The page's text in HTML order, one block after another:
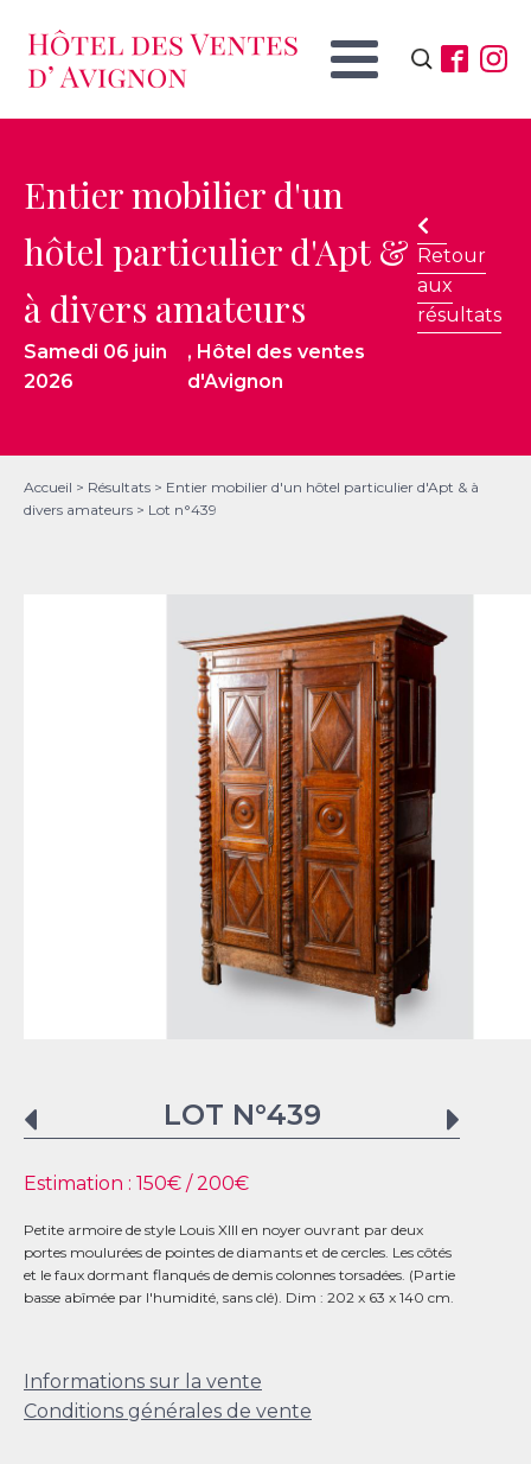
Rechercher :
Entier mobilier d'un
hôtel particulier d'Apt &
à divers amateurs
Samedi 06 juin
2026
, Hôtel des ventes
d'Avignon
Retour
aux
résultats
Accueil > Résultats > Entier mobilier d'un hôtel particulier d'Apt & à
divers amateurs > Lot n°439
LOT N°439
Estimation : 150€ /200€
Petite armoire de style Louis XIII en noyer ouvrant par deux
portes moulurées de pointes de diamants et de cercles. Les côtés
et le faux dormant flanqués de demis colonnes torsadées. (Partie
basse abîmée par l'humidité, sans clé). Dim : 202 x 63 x 140 cm.
Informations sur la vente
Conditions générales de vente